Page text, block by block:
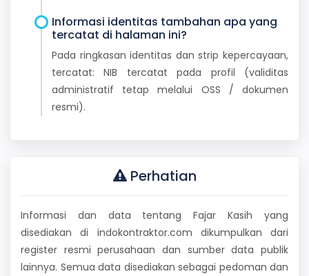
Informasi identitas tambahan apa yang
tercatat di halaman ini?
Pada ringkasan identitas dan strip kepercayaan,
tercatat: NIB tercatat pada profil (validitas
administratif tetap melalui OSS / dokumen
resmi).
Perhatian
Informasi dan data tentang Fajar Kasih yang
disediakan di indokontraktor.com dikumpulkan dari
register resmi perusahaan dan sumber data publik
lainnya. Semua data disediakan sebagai pedoman dan